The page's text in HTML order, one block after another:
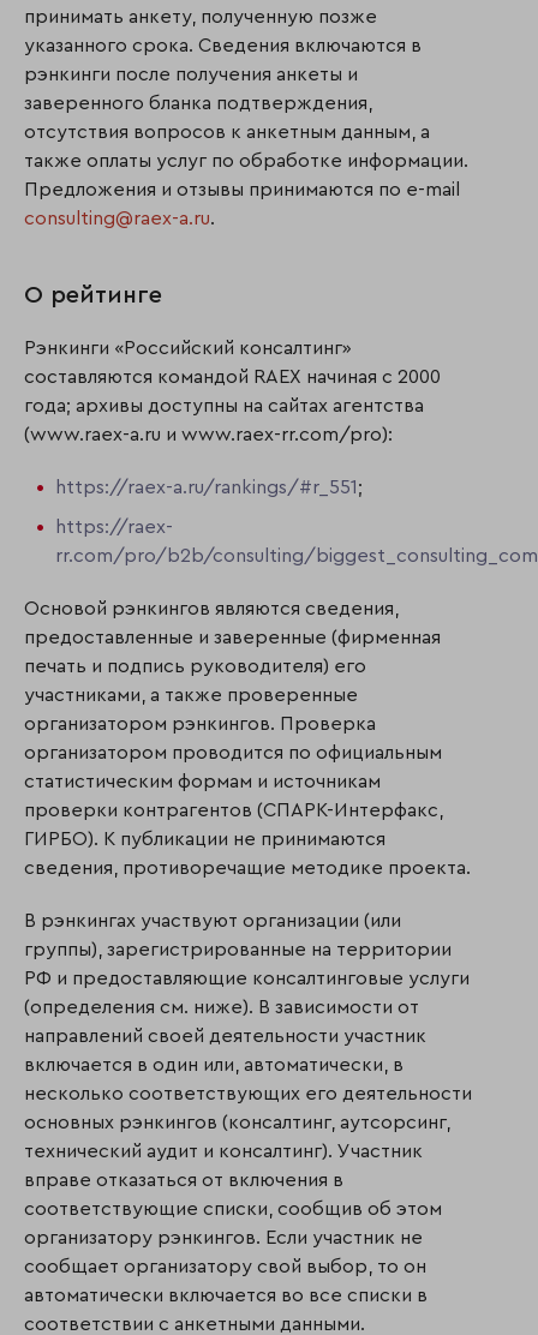
принимать анкету, полученную позже
указанного срока. Сведения включаются в
рэнкинги после получения анкеты и
заверенного бланка подтверждения,
отсутствия вопросов к анкетным данным, а
также оплаты услуг по обработке информации.
Предложения и отзывы принимаются по e-mail
consulting@raex-a.ru.
О рейтинге
Рэнкинги «Российский консалтинг»
составляются командой RAEX начиная с 2000
года; архивы доступны на сайтах агентства
(www.raex-a.ru и www.raex-rr.com/pro):
https://raex-a.ru/rankings/#r_551 ;
https://raex-
rr.com/pro/b2b/consulting/
Основой рэнкингов являются сведения,
предоставленные и заверенные (фирменная
печать и подпись руководителя) его
участниками, а также проверенные
организатором рэнкингов. Проверка
организатором проводится по официальным
статистическим формам и источникам
проверки контрагентов (СПАРК-Интерфакс,
ГИРБО). К публикации не принимаются
сведения, противоречащие методике проекта.
В рэнкингах участвуют организации (или
группы), зарегистрированные на территории
РФ и предоставляющие консалтинговые услуги
(определения см. ниже). В зависимости от
направлений своей деятельности участник
включается в один или, автоматически, в
несколько соответствующих его деятельности
основных рэнкингов (консалтинг, аутсорсинг,
технический аудит и консалтинг). Участник
вправе отказаться от включения в
соответствующие списки, сообщив об этом
организатору рэнкингов. Если участник не
сообщает организатору свой выбор, то он
автоматически включается во все списки в
соответствии с анкетными данными.